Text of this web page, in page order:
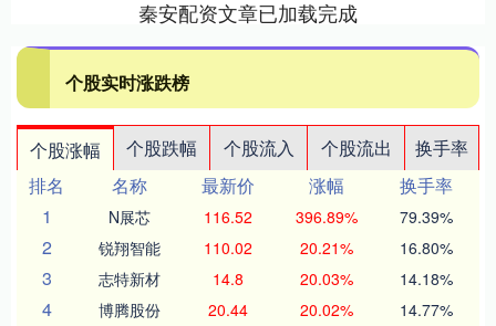
秦安配资文章已加载完成
个股实时涨跌榜
个股涨幅 个股跌幅 个股流入 个股流出
换手率
排名
名称 最新价 涨幅
换手率
1
N展芯 116.52 396.89% 79.39%
2 锐翔智能 110.02 20.21% 16.80%
3 志特新材 14.8 20.03% 14.18%
4 博腾股份 20.44 20.02% 14.77%